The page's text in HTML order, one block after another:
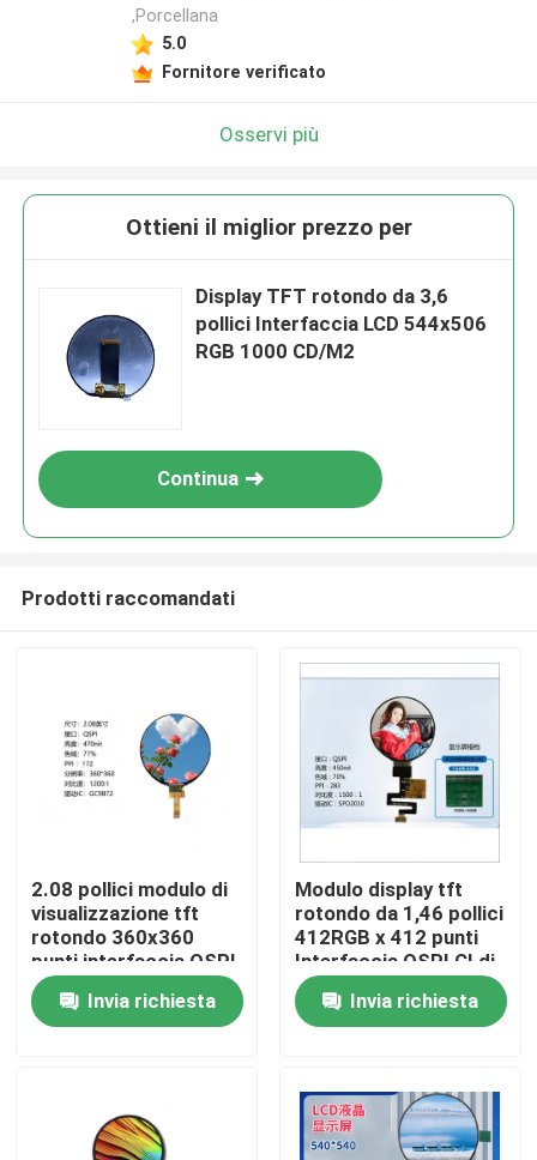
Casa
,Porcellana
5.0
Fornitore verificato
Osservi più
Ottieni il miglior prezzo per
Display TFT rotondo da 3,6
pollici Interfaccia LCD 544x506
RGB 1000 CD/M2
Continua
Prodotti raccomandati
2.08 pollici modulo di
visualizzazione tft
rotondo 360x360
punti interfaccia QSPI
guida IC GC9B72
Invia richiesta
Modulo display tft
rotondo da 1,46 pollici
412RGB x 412 punti
Interfaccia QSPI CI di
guida SPD2010
Invia richiesta